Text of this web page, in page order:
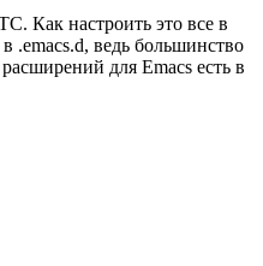
Как настроить это все в
.emacs.d, ведь большинство
для Emacs есть в